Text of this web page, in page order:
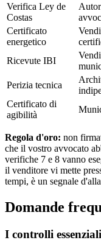
Verifica Ley de
Costas
Certificato
energetico
Ricevute IBI
Perizia tecnica
Certificato di
agibilità
Regola d'oro: non
che il vostro avvocato
verifiche 7 e 8 vanno
il venditore vi mette
tempi, è un segnale
Domande
I controlli